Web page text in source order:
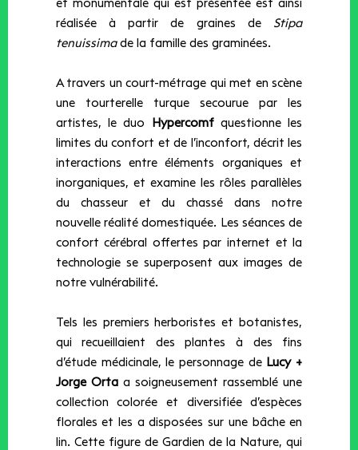
et monumentale qui est présentée est ainsi
réalisée à partir de graines de Stipa
tenuissimade la famille des graminées.
A travers un court-métrage qui met en scène
une tourterelle turque secourue par les
artistes, le duo
Hypercomfquestionne les
limites du confort et de l’inconfort, décrit les
interactions entre éléments organiques et
inorganiques, et examine les rôles parallèles
du chasseur et du chassé dans notre
nouvelle réalité domestiquée. Les séances de
confort cérébral offertes par internet et la
technologie se superposent aux images de
notre vulnérabilité.
Tels les premiers herboristes et botanistes,
qui recueillaient des plantes à des fins
d’étude médicinale, le personnage de Lucy +
Jorge Ortaa soigneusement rassemblé une
collection colorée et diversifiée d’espèces
florales et les a disposées sur une bâche en
lin. Cette figure de Gardien de la Nature, qui